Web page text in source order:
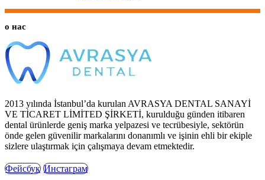
о нас
2013 yılında İstanbul’da kurulan AVRASYA DENTAL SANAYİ
VE TİCARET LİMİTED ŞİRKETİ, kurulduğu günden itibaren
dental ürünlerde geniş marka yelpazesi ve tecrübesiyle, sektörün
önde gelen güvenilir markalarını donanımlı ve işinin ehli bir ekiple
sizlere ulaştırmak için çalışmaya devam etmektedir.
Фейсбук Инстаграм